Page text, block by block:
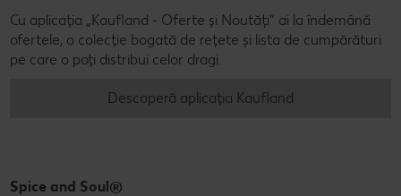
Cu aplicația „Kaufland - Oferte și Noutăți” ai la îndemână
ofertele, o colecție bogată de rețete și lista de cumpărături
pe care o poți distribui celor dragi.
Descoperă aplicația Kaufland
Spice and Soul®